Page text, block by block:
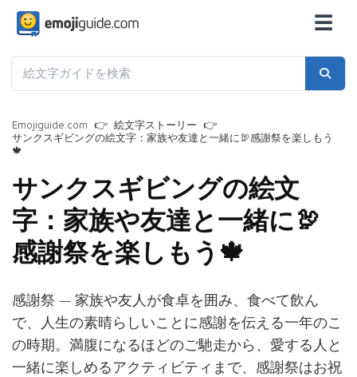
☰
Emojiguide.com
絵文字ストーリー
サンクスギビングの絵文字：家族や友達と一緒に🦃感謝祭を楽しもう
🍁
サンクスギビングの絵文
字：家族や友達と一緒に🦃
感謝祭を楽しもう🍁
感謝祭 — 家族や友人が食卓を囲み、食べて飲ん
で、人生の素晴らしいことに感謝を伝える一年のこ
の時期。満腹になるほどのご馳走から、愛する人と
一緒に楽しめるアクティビティまで、感謝祭はお祝